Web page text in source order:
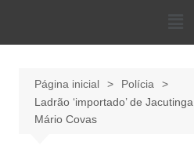
Página inicial
Polícia
Ladrão ‘importado’ de
Mário Covas